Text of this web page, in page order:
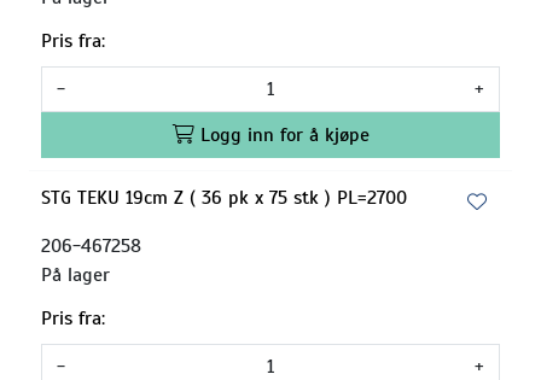
Pris fra:
-
+
Logg inn for å kjøpe
STG TEKU 19cm Z ( 36 pk x 75 stk ) PL=2700
206-467258
På lager
Pris fra:
-
+